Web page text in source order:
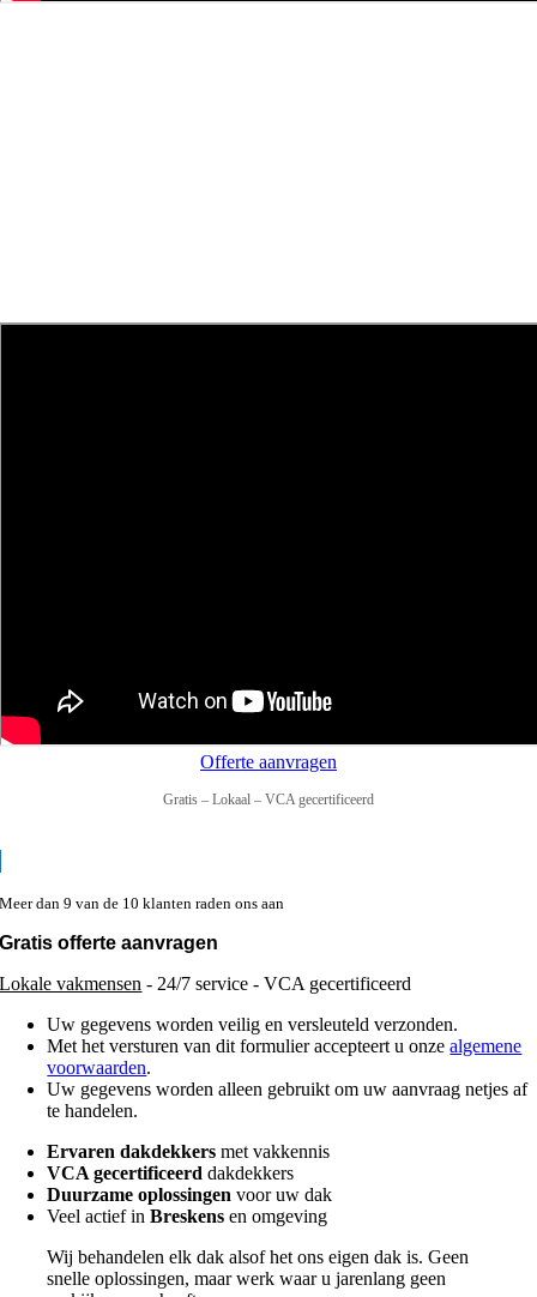
Offerte aanvragen
Gratis – Lokaal – VCA gecertificeerd
Meer dan 9 van de 10 klanten raden ons aan
Gratis offerte aanvragen
Lokale vakmensen - 24/7 service - VCA gecertificeerd
Uw gegevens worden veilig en versleuteld verzonden.
Met het versturen van dit formulier accepteert u onzealgemene
voorwaarden.
Uw gegevens worden alleen gebruikt om uw aanvraag netjes af
te handelen.
Ervaren dakdekkers met vakkennis
VCA gecertificeerddakdekkers
Duurzame oplossingen voor uw dak
Veel actief inBreskens en omgeving
Wij behandelen elk dak alsof het ons eigen dak is. Geen
snelle oplossingen, maar werk waar u jarenlang geen